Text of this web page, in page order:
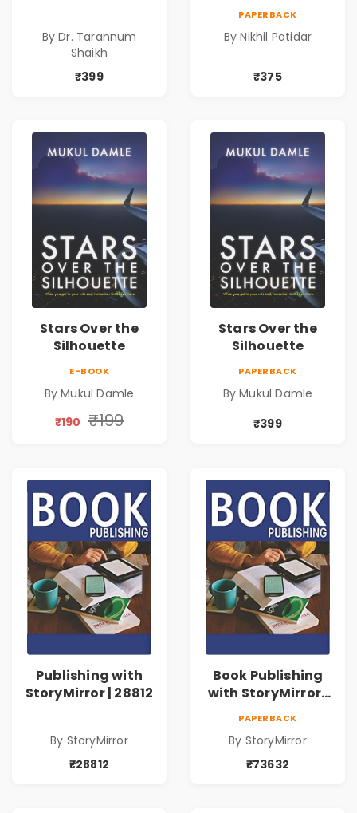
Tarannum Shaikh
| Pre-Order
By Dr. Tarannum
Shaikh
₹399
PAPERBACK
By Nikhil Patidar
₹375
Stars Over the
Silhouette
E-BOOK
By Mukul Damle
₹190 ₹199
Stars Over the
Silhouette
PAPERBACK
By Mukul Damle
₹399
Publishing with
StoryMirror | 28812
By StoryMirror
₹28812
Book Publishing
with StoryMirror |
PAPERBACK
By StoryMirror
₹73632